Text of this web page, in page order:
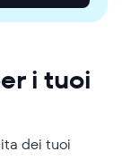
i tuoi
dei tuoi